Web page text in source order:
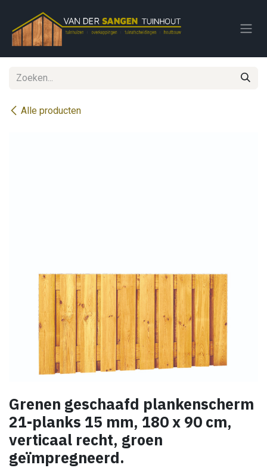
Alle producten
Grenen geschaafd plankenscherm
21-planks 15 mm, 180 x 90 cm,
verticaal recht, groen
geïmpregneerd.